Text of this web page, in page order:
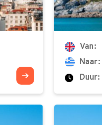
Van
Naar
Duur: